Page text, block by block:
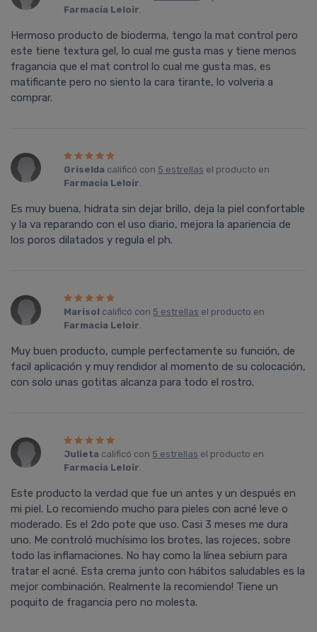
Farmacia Leloir.
Hermoso producto de bioderma, tengo la mat control pero
este tiene textura gel, lo cual me gusta mas y tiene menos
fragancia que el mat control lo cual me gusta mas, es
matificante pero no siento la cara tirante, lo volveria a
comprar.
Griselda calificó con 5 estrellas el producto en
Farmacia Leloir.
Es muy buena, hidrata sin dejar brillo, deja la piel confortable
y la va reparando con el uso diario, mejora la apariencia de
los poros dilatados y regula el ph.
Marisol calificó con 5 estrellas el producto en
Farmacia Leloir.
Muy buen producto, cumple perfectamente su función, de
facil aplicación y muy rendidor al momento de su colocación,
con solo unas gotitas alcanza para todo el rostro.
Julieta calificó con 5 estrellas el producto en
Farmacia Leloir.
Este producto la verdad que fue un antes y un después en
mi piel. Lo recomiendo mucho para pieles con acné leve o
moderado. Es el 2do pote que uso. Casi 3 meses me dura
uno. Me controló muchísimo los brotes, las rojeces, sobre
todo las inflamaciones. No hay como la línea sebium para
tratar el acné. Esta crema junto con hábitos saludables es la
mejor combinación. Realmente la recomiendo! Tiene un
poquito de fragancia pero no molesta.